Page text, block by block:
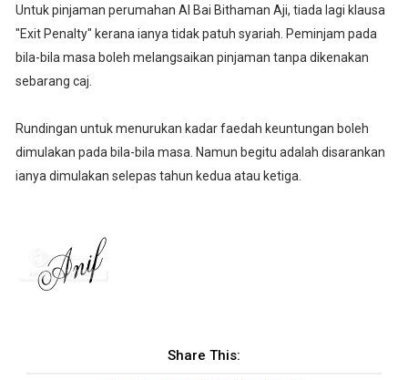
Untuk pinjaman perumahan Al Bai Bithaman Aji, tiada lagi klausa
"Exit Penalty" kerana ianya tidak patuh syariah. Peminjam pada
bila-bila masa boleh melangsaikan pinjaman tanpa dikenakan
sebarang caj.
Rundingan untuk menurukan kadar faedah keuntungan boleh
dimulakan pada bila-bila masa. Namun begitu adalah disarankan
ianya dimulakan selepas tahun kedua atau ketiga.
Share This: